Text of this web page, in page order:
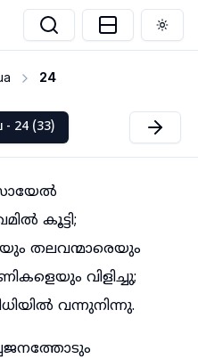
24
(33)
കൂട്ടി;
തലവന്മാരെയും
വിളിച്ചു;
വന്നുനിന്നു.